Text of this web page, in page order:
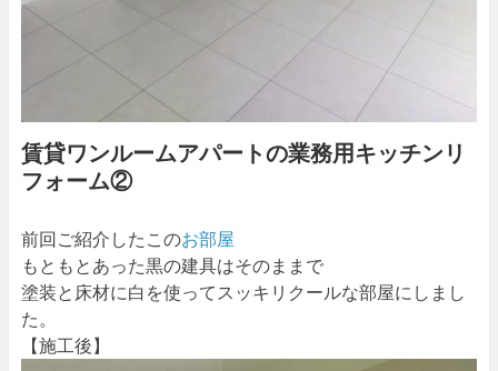
賃貸ワンルームアパートの業務用キッチンリ
フォーム②
前回ご紹介したこのお部屋
もともとあった黒の建具はそのままで
塗装と床材に白を使ってスッキリクールな部屋にしまし
た。
【施工後】